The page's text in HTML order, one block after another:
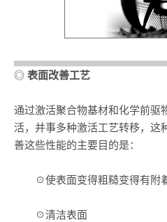
◎ 表面改善工艺
通过激活聚合物基材和化学前驱
活，并事多种激活工艺转移，这
善这些性能的主要目的是：
☉使表面变得粗糙变得有附
☉清洁表面